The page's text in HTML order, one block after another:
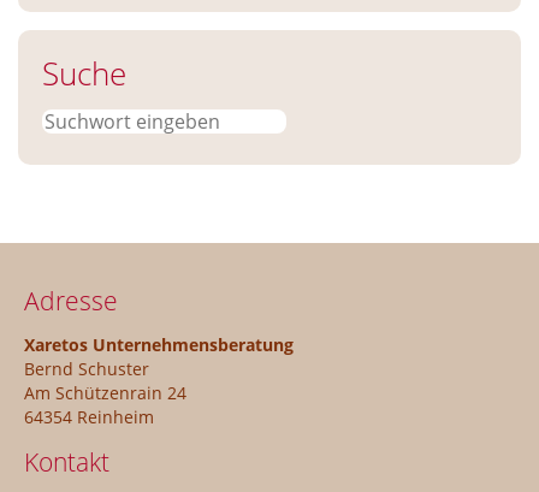
Suche
Suchen
Adresse
Xaretos Unternehmensberatung
Bernd Schuster
Am Schützenrain 24
64354 Reinheim
Kontakt